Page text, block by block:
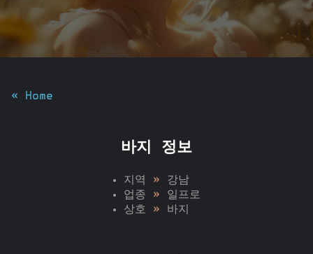
« Home
바지 정보
지역 » 강남
업종 » 일프로
상호 » 바지